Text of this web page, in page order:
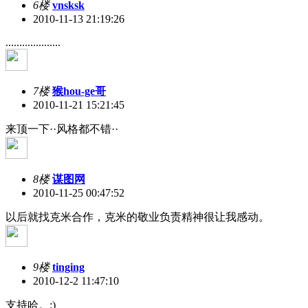
6楼 vnsksk
2010-11-13 21:19:26
....................
7楼 猴hou-ge哥
2010-11-21 15:21:45
来顶一下··风格都不错··
8楼 谋图网
2010-11-25 00:47:52
以后就找克米合作，克米的敬业负责精神很让我感动。
9楼 tinging
2010-12-2 11:47:10
支持哈。:)